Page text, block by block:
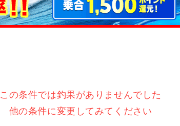
この条件では釣果がありませんでした
他の条件に変更してみてください